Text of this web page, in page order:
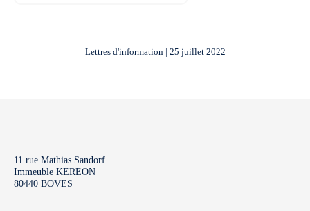
Lettres d'information | 25 juillet 2022
11 rue Mathias Sandorf
Immeuble KEREON
80440 BOVES